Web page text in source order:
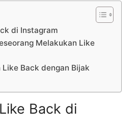
di Instagram
Melakukan Like
Back dengan Bijak
Back di